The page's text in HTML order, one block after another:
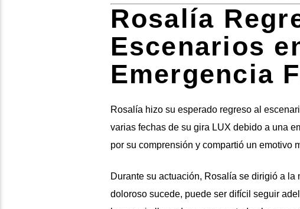
Rosalía
Escenarios
Emergencia
Rosalía hizo su esperado regreso al
varias fechas de su gira LUX debido a una
por su comprensión y compartió un emotivo
Durante su actuación, Rosalía se dirigió a la
doloroso sucede, puede ser difícil seguir